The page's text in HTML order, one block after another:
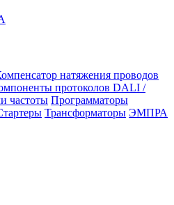
натяжения проводов
протоколов DALI /
частоты Программаторы
Трансформаторы ЭМПРА